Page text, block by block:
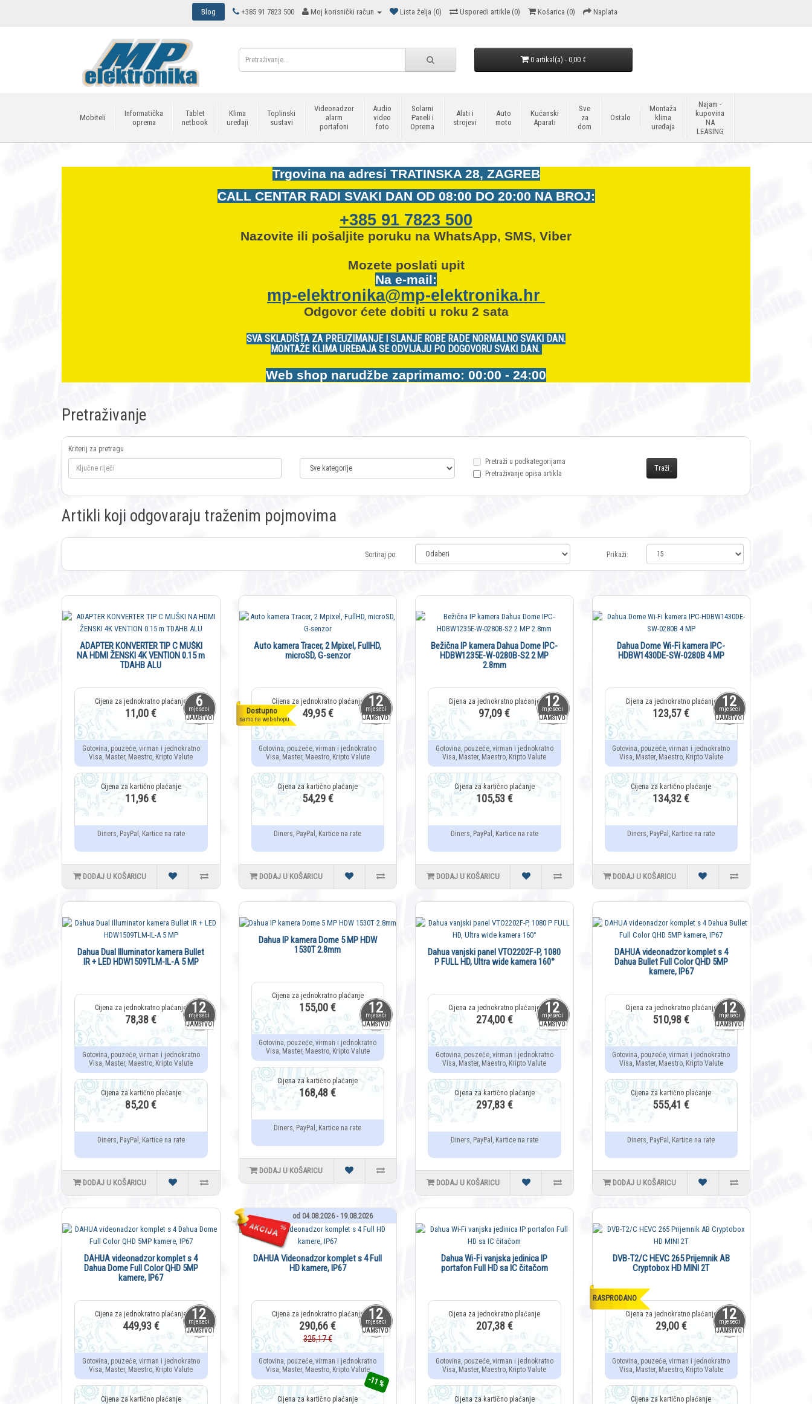
Blog +385 91 7823 500 Moj korisnički račun Lista želja (0) Usporedi artikle (0) Košarica (0) Naplata
0 artikal(a) - 0,00 €
Mobiteli
Informatička
oprema
Tablet
netbook
Klima
uređaji
Toplinski
sustavi
Videonadzor
alarm
portafoni
Audio
video
foto
Solarni
Paneli i
Oprema
Alati i
strojevi
Auto
moto
Kućanski
Aparati
Sve
za
dom
Ostalo
Montaža
klima
uređaja
Najam -
kupovina
NA
LEASING
Trgovina na adresi TRATINSKA 28, ZAGREB
CALL CENTAR RADI SVAKI DAN OD 08:00 DO 20:00 NA BROJ:
+385 91 7823 500
Nazovite ili pošaljite poruku na WhatsApp, SMS, Viber
Mozete poslati upit
Na e-mail:
mp-elektronika@mp-elektronika.hr
Odgovor ćete dobiti u roku 2 sata
SVA SKLADIŠTA ZA PREUZIMANJE I SLANJE ROBE RADE NORMALNO SVAKI DAN.
MONTAŽE KLIMA UREĐAJA SE ODVIJAJU PO DOGOVORU SVAKI DAN.
Web shop narudžbe zaprimamo: 00:00 - 24:00
Pretraživanje
Kriterij za pretragu
Pretraži u podkategorijama
Pretraživanje opisa artikla
Artikli koji odgovaraju traženim pojmovima
Sortiraj po: Prikaži:
6
mjeseci
JAMSTVO
ADAPTER KONVERTER TIP C MUŠKI
NA HDMI ŽENSKI 4K VENTION 0.15 m
TDAHB ALU
11,00 €
Gotovina, pouzeće, virman i jednokratno
Visa, Master, Maestro, Kripto Valute
11,96 €
Diners, PayPal, Kartice na rate
DODAJ U KOŠARICU
12
mjeseci
JAMSTVO
Dostupno
samo na web-shopu
Auto kamera Tracer, 2 Mpixel, FullHD,
microSD, G-senzor
49,95 €
Gotovina, pouzeće, virman i jednokratno
Visa, Master, Maestro, Kripto Valute
54,29 €
Diners, PayPal, Kartice na rate
DODAJ U KOŠARICU
12
mjeseci
JAMSTVO
Bežična IP kamera Dahua Dome IPC-
HDBW1235E-W-0280B-S2 2 MP
2.8mm
97,09 €
Gotovina, pouzeće, virman i jednokratno
Visa, Master, Maestro, Kripto Valute
105,53 €
Diners, PayPal, Kartice na rate
DODAJ U KOŠARICU
12
mjeseci
JAMSTVO
Dahua Dome Wi-Fi kamera IPC-
HDBW1430DE-SW-0280B 4 MP
123,57 €
Gotovina, pouzeće, virman i jednokratno
Visa, Master, Maestro, Kripto Valute
134,32 €
Diners, PayPal, Kartice na rate
DODAJ U KOŠARICU
12
mjeseci
JAMSTVO
Dahua Dual Illuminator kamera Bullet
IR + LED HDW1509TLM-IL-A 5 MP
78,38 €
Gotovina, pouzeće, virman i jednokratno
Visa, Master, Maestro, Kripto Valute
85,20 €
Diners, PayPal, Kartice na rate
DODAJ U KOŠARICU
12
mjeseci
JAMSTVO
Dahua IP kamera Dome 5 MP HDW
1530T 2.8mm
155,00 €
Gotovina, pouzeće, virman i jednokratno
Visa, Master, Maestro, Kripto Valute
168,48 €
Diners, PayPal, Kartice na rate
DODAJ U KOŠARICU
12
mjeseci
JAMSTVO
Dahua vanjski panel VTO2202F-P, 1080
P FULL HD, Ultra wide kamera 160°
274,00 €
Gotovina, pouzeće, virman i jednokratno
Visa, Master, Maestro, Kripto Valute
297,83 €
Diners, PayPal, Kartice na rate
DODAJ U KOŠARICU
12
mjeseci
JAMSTVO
DAHUA videonadzor komplet s 4
Dahua Bullet Full Color QHD 5MP
kamere, IP67
510,98 €
Gotovina, pouzeće, virman i jednokratno
Visa, Master, Maestro, Kripto Valute
555,41 €
Diners, PayPal, Kartice na rate
DODAJ U KOŠARICU
12
mjeseci
JAMSTVO
DAHUA videonadzor komplet s 4
Dahua Dome Full Color QHD 5MP
kamere, IP67
449,93 €
Gotovina, pouzeće, virman i jednokratno
Visa, Master, Maestro, Kripto Valute
od 04.08.2026 - 19.08.2026
12
mjeseci
JAMSTVO
DAHUA Videonadzor komplet s 4 Full
HD kamere, IP67
290,66 €
325,17 €
Gotovina, pouzeće, virman i jednokratno
Visa, Master, Maestro, Kripto Valute
-11 %
Dahua Wi-Fi vanjska jedinica IP
portafon Full HD sa IC čitačom
207,38 €
Gotovina, pouzeće, virman i jednokratno
Visa, Master, Maestro, Kripto Valute
12
mjeseci
JAMSTVO
RASPRODANO
DVB-T2/C HEVC 265 Prijemnik AB
Cryptobox HD MINI 2T
29,00 €
Gotovina, pouzeće, virman i jednokratno
Visa, Master, Maestro, Kripto Valute